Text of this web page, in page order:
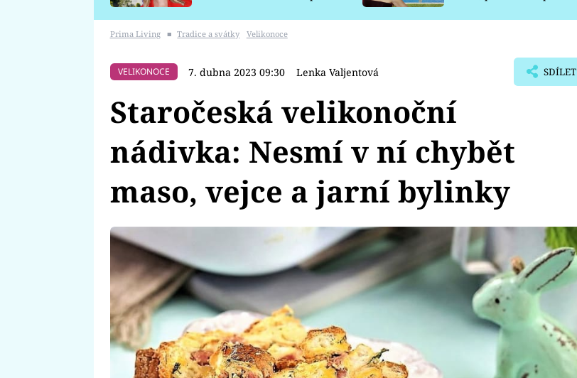
Prima Living ■ Tradice a svátky Velikonoce
VELIKONOCE 7. dubna 2023 09:30 Lenka Valjentová SDÍLET
Staročeská velikonoční
nádivka: Nesmí v ní chybět
maso, vejce a jarní bylinky